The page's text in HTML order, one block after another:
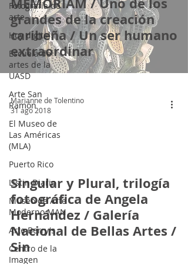
Fotografía de
arte
Hoy digital
Escuela de
artes de la
UASD
Arte San
Ramón
El Museo de
Las Américas
(MLA)
Puerto Rico
Listin Diario
Museo de Arte
Moderno MAN
Arte Berry's
Centro de la
Imagen
grandes de la creación
caribeña / Un ser humano
extraordinar
Singular y Plural, trilogía
fotográfica de Angela
Hernández / Galería
Nacional de Bellas Artes /
Sin
Marianne de Tolentino
31 ago 2018